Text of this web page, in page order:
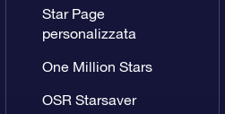
Star Page
personalizzata
One Million Stars
OSR Starsaver